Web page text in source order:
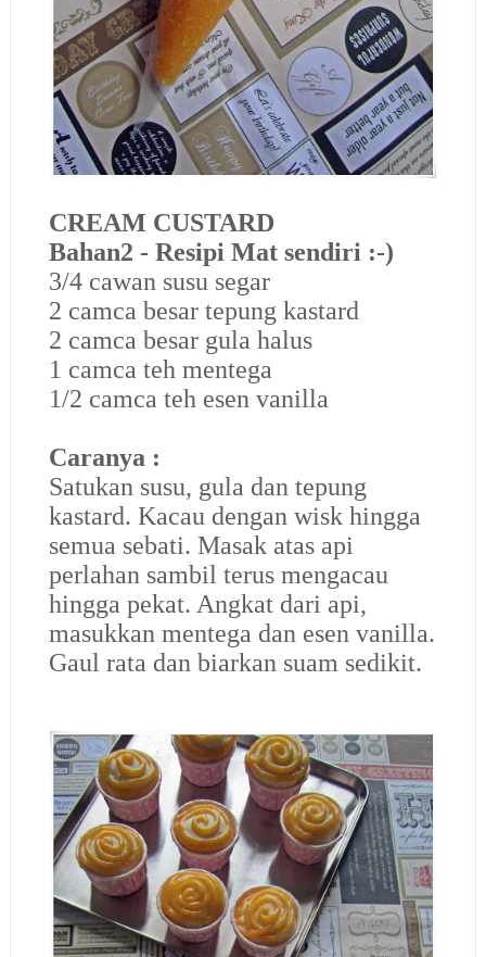
CREAM CUSTARD
Bahan2 - Resipi Mat sendiri :-)
3/4 cawan susu segar
2 camca besar tepung kastard
2 camca besar gula halus
1 camca teh mentega
1/2 camca teh esen vanilla
Caranya :
Satukan susu, gula dan tepung
kastard. Kacau dengan wisk hingga
semua sebati. Masak atas api
perlahan sambil terus mengacau
hingga pekat. Angkat dari api,
masukkan mentega dan esen vanilla.
Gaul rata dan biarkan suam sedikit.